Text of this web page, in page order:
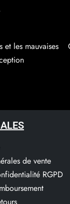
et les mauvaises
de vente
RGPD